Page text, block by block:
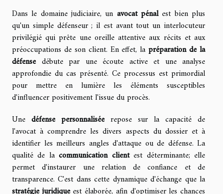
Dans le domaine judiciaire, un avocat pénalest bien plus
qu'un simple défenseur ; il est avant tout un interlocuteur
privilégié qui prête une oreille attentive aux récits et aux
préoccupations de son client. En effet, lapréparation de la
défensedébute par une écoute active et une analyse
approfondie du cas présenté. Ce processus est primordial
pour mettre en lumière les éléments susceptibles
d'influencer positivement l'issue du procès.
Une défense personnaliséerepose sur la capacité de
l'avocat à comprendre les divers aspects du dossier et à
identifier les meilleurs angles d'attaque ou de défense. La
qualité de lacommunication clientest déterminante; elle
permet d'instaurer une relation de confiance et de
transparence. C'est dans cette dynamique d'échange que la